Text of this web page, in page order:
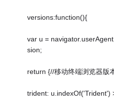
versions:function(){
var u =
sion;
return {//移动终端浏览器版
trident: u.indexOf('Trident')